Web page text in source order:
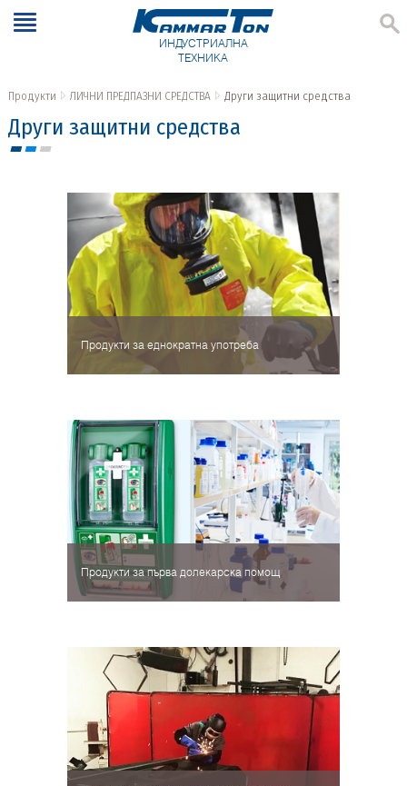
ИНДУСТРИАЛНА
ТЕХНИКА
Продукти ЛИЧНИ ПРЕДПАЗНИ СРЕДСТВА Други защитни средства
Други защитни средства
Продукти за еднократна употреба
Продукти за първа долекарска помощ